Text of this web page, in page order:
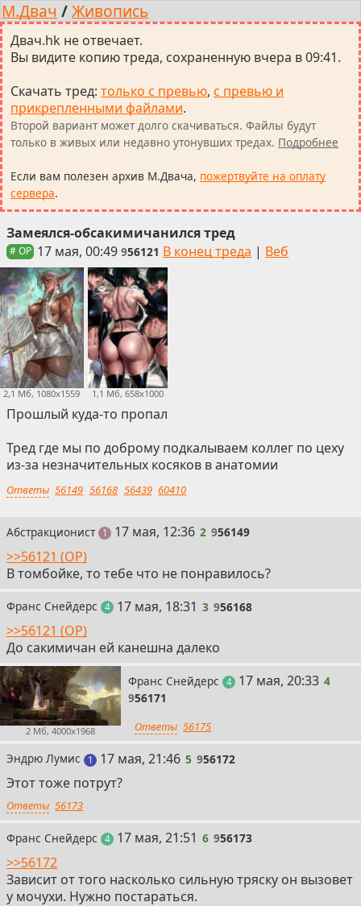
М.Двач /Живопись
Двач.hk не отвечает.
Вы видите копию треда, сохраненную вчера в 09:41.
Скачать тред: только с превью, с превью и
прикрепленными файлами.
Второй вариант может долго скачиваться. Файлы будут
только в живых или недавно утонувших тредах. Подробнее
Если вам полезен архив М.Двача, пожертвуйте на оплату
сервера.
Замеялся-обсакимичанился тред
# OP 17 мая, 00:49 956121 В конец треда | Веб
2,1 Мб, 1080x1559 1,1 Мб, 658x1000
Прошлый куда-то пропал
Тред где мы по доброму подкалываем коллег по цеху
из-за незначительных косяков в анатомии
Ответы 56149 56168 56439 60410
Абстракционист 1пост
2
17 мая, 12:36 2 956149
>>56121 (OP)
В томбойке, то тебе что не понравилось?
Франс Снейдерс 4поста
3
17 мая, 18:31 3 956168
>>56121 (OP)
До сакимичан ей канешна далеко
2 Мб, 4000x1968
Франс Снейдерс 4поста
4
17 мая, 20:33 4
956171
Ответы 56175
Эндрю Лумис 1пост
5
17 мая, 21:46 5 956172
Этот тоже потрут?
Ответы 56173
Франс Снейдерс 4поста
6
17 мая, 21:51 6 956173
>>56172
Зависит от того насколько сильную тряску он вызовет
у мочухи. Нужно постараться.